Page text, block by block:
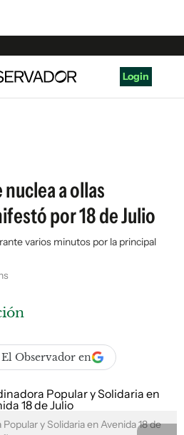
Login
a ollas
por 18 de Julio
varios minutos por la principal
Observador en
y Solidaria en Avenida 18 de